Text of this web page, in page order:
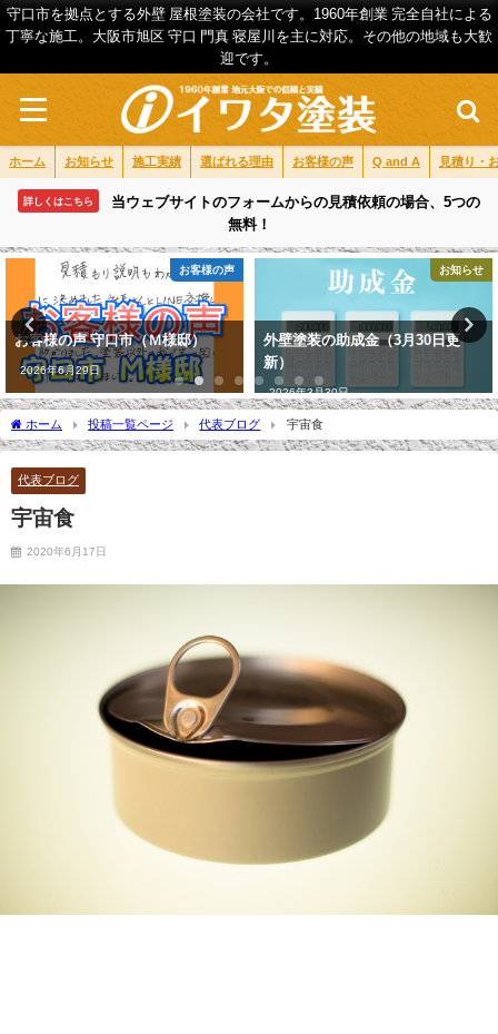
守口市を拠点とする外壁 屋根塗装の会社です。1960年創業 完全自社による
丁寧な施工。大阪市旭区 守口 門真 寝屋川を主に対応。その他の地域も大歓
迎です。
ホーム お知らせ 施工実績 選ばれる理由 お客様の声 Q and A 見積り・
詳しくはこちら
当ウェブサイトのフォームからの見積依頼の場合、5つの
無料！
お客様の声
お客様の声 守口市（Ｍ様邸）
2026年6月29日
お知らせ
外壁塗装の助成金（3月30日更
新）
2026年3月30日
ホーム 投稿一覧ページ 代表ブログ 宇宙食
代表ブログ
宇宙食
2020年6月17日